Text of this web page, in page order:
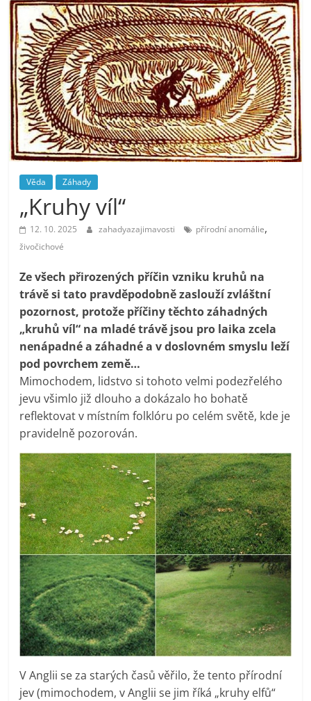
Věda Záhady
„Kruhy víl“
12. 10. 2025 zahadyazajimavosti přírodní anomálie,
živočichové
Ze všech přirozených příčin vzniku kruhů na
trávě si tato pravděpodobně zaslouží zvláštní
pozornost, protože příčiny těchto záhadných
„kruhů víl“ na mladé trávě jsou pro laika zcela
nenápadné a záhadné a v doslovném smyslu leží
pod povrchem země…
Mimochodem, lidstvo si tohoto velmi podezřelého
jevu všimlo již dlouho a dokázalo ho bohatě
reflektovat v místním folklóru po celém světě, kde je
pravidelně pozorován.
V Anglii se za starých časů věřilo, že tento přírodní
jev (mimochodem, v Anglii se jim říká „kruhy elfů“